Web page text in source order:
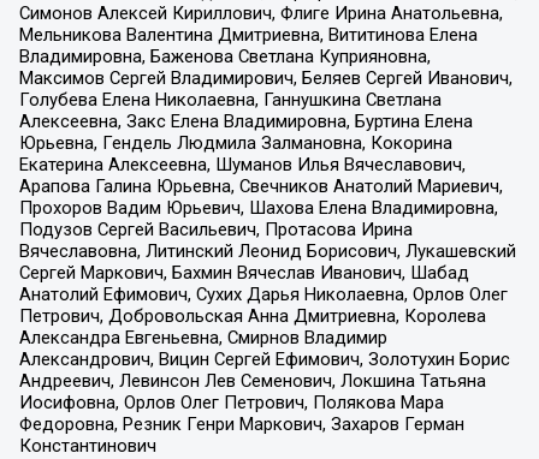
Симонов Алексей Кириллович, Флиге Ирина Анатольевна,
Мельникова Валентина Дмитриевна, Вититинова Елена
Владимировна, Баженова Светлана Куприяновна,
Максимов Сергей Владимирович, Беляев Сергей Иванович,
Голубева Елена Николаевна, Ганнушкина Светлана
Алексеевна, Закс Елена Владимировна, Буртина Елена
Юрьевна, Гендель Людмила Залмановна, Кокорина
Екатерина Алексеевна, Шуманов Илья Вячеславович,
Арапова Галина Юрьевна, Свечников Анатолий Мариевич,
Прохоров Вадим Юрьевич, Шахова Елена Владимировна,
Подузов Сергей Васильевич, Протасова Ирина
Вячеславовна, Литинский Леонид Борисович, Лукашевский
Сергей Маркович, Бахмин Вячеслав Иванович, Шабад
Анатолий Ефимович, Сухих Дарья Николаевна, Орлов Олег
Петрович, Добровольская Анна Дмитриевна, Королева
Александра Евгеньевна, Смирнов Владимир
Александрович, Вицин Сергей Ефимович, Золотухин Борис
Андреевич, Левинсон Лев Семенович, Локшина Татьяна
Иосифовна, Орлов Олег Петрович, Полякова Мара
Федоровна, Резник Генри Маркович, Захаров Герман
Константинович